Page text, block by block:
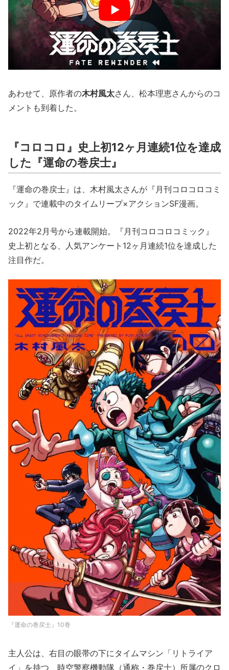
あわせて、原作者の木村風太さん、松本理恵さんからのコ
メントも到着した。
『コロコロ』史上初12ヶ月連続1位を達成
した『運命の巻戻士』
『運命の巻戻士』は、木村風太さんが『月刊コロコロコミ
ック』で連載中のタイムリープ×アクションSF漫画。
2022年2月号から連載開始。『月刊コロコロコミック』
史上初となる、人気アンケート12ヶ月連続1位を達成した
注目作だ。
『運命の巻戻士』10巻
主人公は、右目の眼帯の下にタイムマシン「リトライア
イ」を持つ、時空警察機動隊（通称・巻戻士）所属のクロ